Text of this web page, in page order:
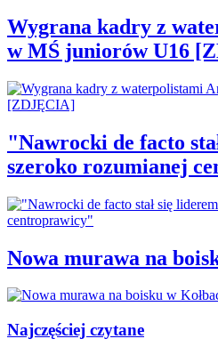
Wygrana kadry z
w MŚ juniorów U16
"Nawrocki de facto
szeroko rozumianej
Nowa murawa na
Najczęściej czytane